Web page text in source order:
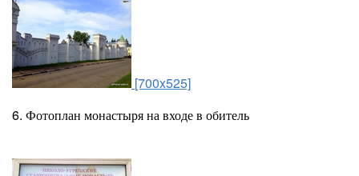
[700x525]
6. Фотоплан монастыря на входе в обитель